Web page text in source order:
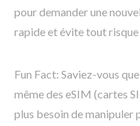
pour demander une
rapide et évite tout
Fun Fact: Saviez-vous
même des eSIM (cartes
plus besoin de manipuler